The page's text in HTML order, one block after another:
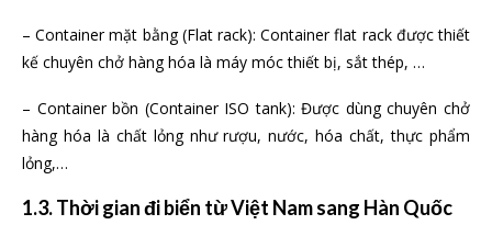
– Container mặt bằng (Flat rack): Container flat rack được thiết
kế chuyên chở hàng hóa là máy móc thiết bị, sắt thép, …
– Container bồn (Container ISO tank): Được dùng chuyên chở
hàng hóa là chất lỏng như rượu, nước, hóa chất, thực phẩm
lỏng,…
1.3. Thời gian đi biển từ Việt Nam sang Hàn Quốc